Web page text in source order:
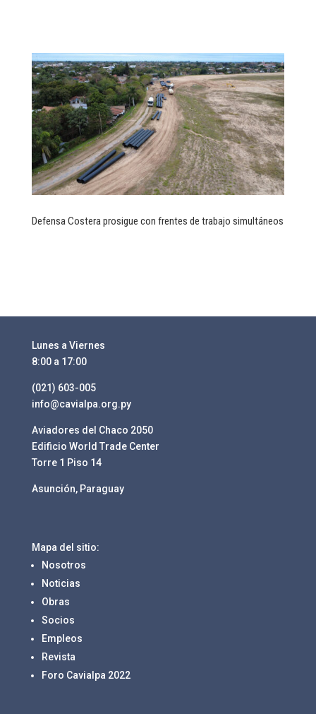
Defensa Costera prosigue con frentes de trabajo simultáneos
Lunes a Viernes
8:00 a 17:00
(021) 603-005
info@cavialpa.org.py
Aviadores del Chaco 2050
Edificio World Trade Center
Torre 1 Piso 14
Asunción, Paraguay
Mapa del sitio:
Nosotros
Noticias
Obras
Socios
Empleos
Revista
Foro Cavialpa 2022